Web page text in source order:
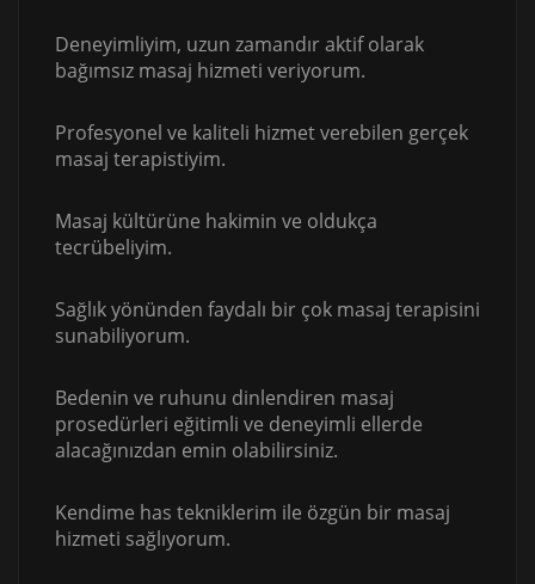
Deneyimliyim, uzun zamandır aktif olarak
bağımsız masaj hizmeti veriyorum.
Profesyonel ve kaliteli hizmet verebilen gerçek
masaj terapistiyim.
Masaj kültürüne hakimin ve oldukça
tecrübeliyim.
Sağlık yönünden faydalı bir çok masaj terapisini
sunabiliyorum.
Bedenin ve ruhunu dinlendiren masaj
prosedürleri eğitimli ve deneyimli ellerde
alacağınızdan emin olabilirsiniz.
Kendime has tekniklerim ile özgün bir masaj
hizmeti sağlıyorum.